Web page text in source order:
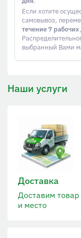
Если хотите
самовывоз,
течение 7 рабочих
выбранный Вами
Наши услуги
Доставка
Доставим
и место